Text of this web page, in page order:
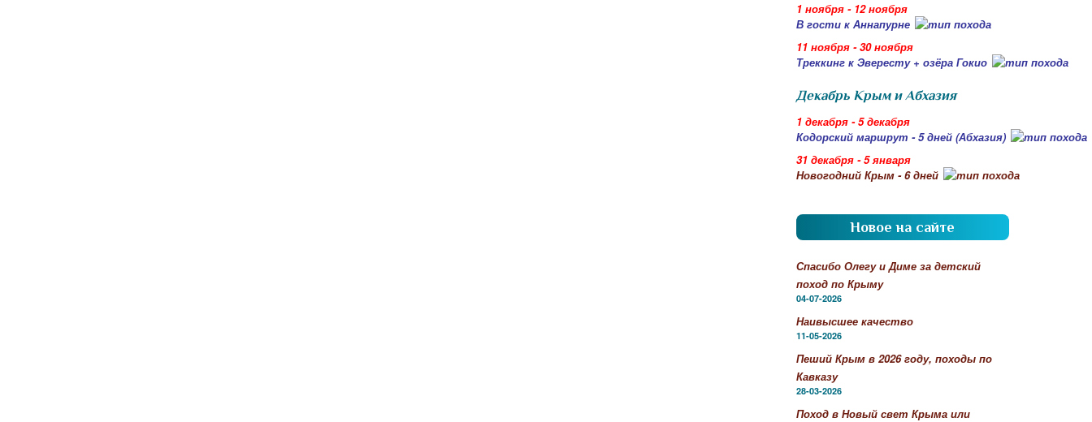
1 ноября - 12 ноября
В гости к Аннапурне
11 ноября - 30 ноября
Треккинг к Эвересту + озёра Гокио
Декабрь Крым и Абхазия
1 декабря - 5 декабря
Кодорский маршрут - 5 дней (Абхазия)
31 декабря - 5 января
Новогодний Крым - 6 дней
Новое на сайте
Спасибо Олегу и Диме за детский
поход по Крыму
04-07-2026
Наивысшее качество
11-05-2026
Пеший Крым в 2026 году, походы по
Кавказу
28-03-2026
Поход в Новый свет Крыма или